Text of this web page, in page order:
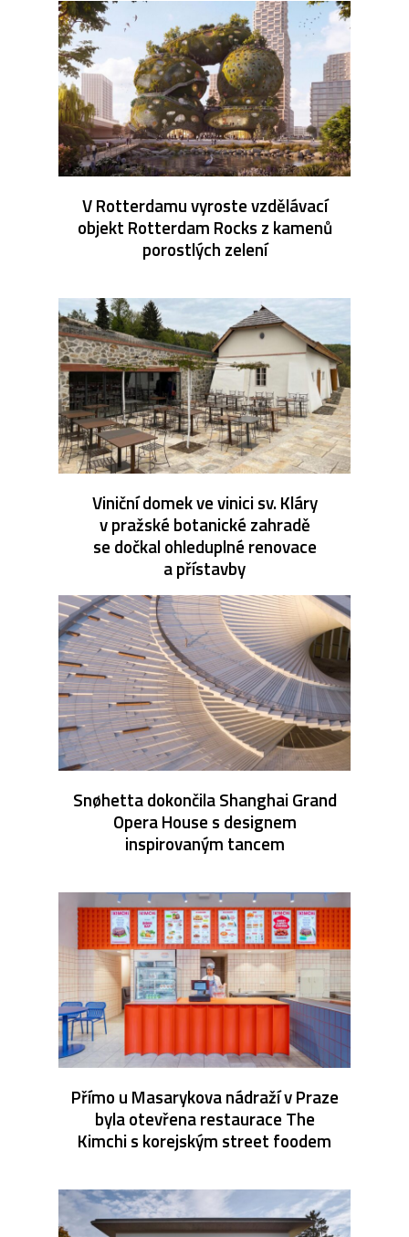
V Rotterdamu vyroste vzdělávací
objekt Rotterdam Rocks z kamenů
porostlých zelení
Viniční domek ve vinici sv. Kláry
v pražské botanické zahradě
se dočkal ohleduplné renovace
a přístavby
Snøhetta dokončila Shanghai Grand
Opera House s designem
inspirovaným tancem
Přímo u Masarykova nádraží v Praze
byla otevřena restaurace The
Kimchi s korejským street foodem